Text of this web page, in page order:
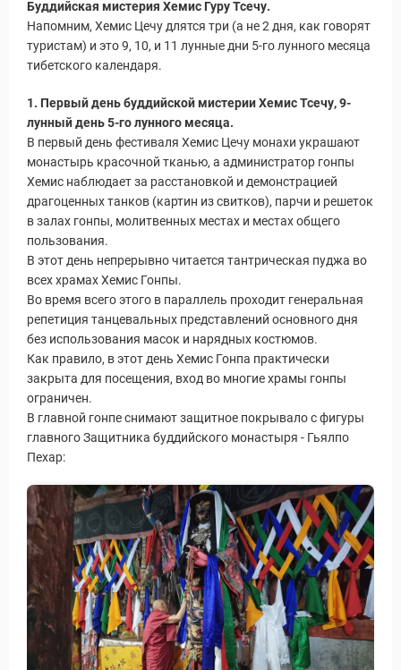
Буддийская мистерия Хемис Гуру Тсечу.
Напомним, Хемис Цечу длятся три (а не 2 дня, как говорят
туристам) и это 9, 10, и 11 лунные дни 5-го лунного месяца
тибетского календаря.
1. Первый день буддийской мистерии Хемис Тсечу, 9-
лунный день 5-го лунного месяца.
В первый день фестиваля Хемис Цечу монахи украшают
монастырь красочной тканью, а администратор гонпы
Хемис наблюдает за расстановкой и демонстрацией
драгоценных танков (картин из свитков), парчи и решеток
в залах гонпы, молитвенных местах и местах общего
пользования.
В этот день непрерывно читается тантрическая пуджа во
всех храмах Хемис Гонпы.
Во время всего этого в параллель проходит генеральная
репетиция танцевальных представлений основного дня
без использования масок и нарядных костюмов.
Как правило, в этот день Хемис Гонпа практически
закрыта для посещения, вход во многие храмы гонпы
ограничен.
В главной гонпе снимают защитное покрывало с фигуры
главного Защитника буддийского монастыря - Гьялпо
Пехар: